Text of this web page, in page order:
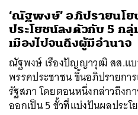
‘ณัฐพงษ์’ อภิปรายนโย
ประโยชน์ลงตัวกับ 5 ก
เมืองไปจนถึงผู้มีอำนาจ
ณัฐพงษ์ เรืองปัญญาวุฒิ สส.แ
พรรคประชาชน ขึ้นอภิปรายกา
รัฐสภา โดยตอนหนึ่งกล่าวถึงก
ออกเป็น 5 ขั้วที่แบ่งปันผลประโ